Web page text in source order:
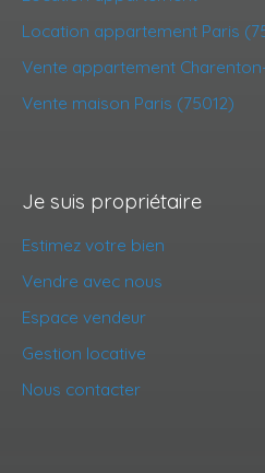
Location appartement Paris
Vente appartement
Vente maison Paris (75012)
Je suis propriétaire
Estimez votre bien
Vendre avec nous
Espace vendeur
Gestion locative
Nous contacter